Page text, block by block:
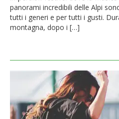
panorami incredibili delle Alpi
tutti i generi e per tutti i gusti.
montagna, dopo i […]